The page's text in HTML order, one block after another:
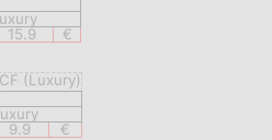
15.9 €
9.9 €